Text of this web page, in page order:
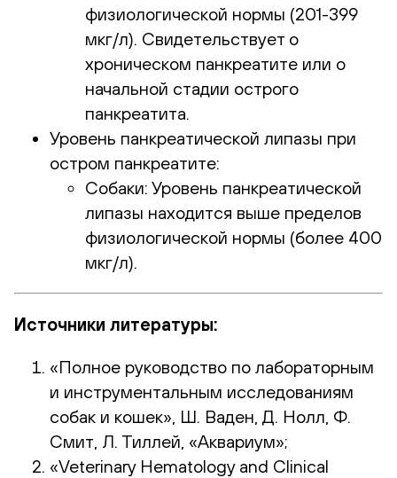
физиологической нормы (201-399
мкг/л). Свидетельствует о
хроническом панкреатите или о
начальной стадии острого
панкреатита.
Уровень панкреатической липазы при
остром панкреатите:
Собаки: Уровень панкреатической
липазы находится выше пределов
физиологической нормы (более 400
мкг/л).
Источники литературы:
«Полное руководство по лабораторным
и инструментальным исследованиям
собак и кошек», Ш. Ваден, Д. Нолл, Ф.
Смит, Л. Тиллей, «Аквариум»;
«Veterinary Hematology and Clinical